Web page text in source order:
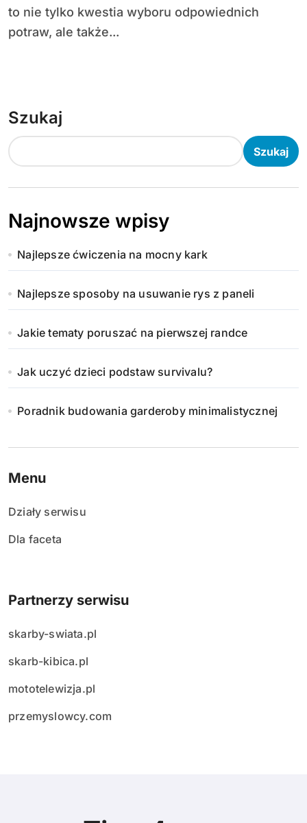
to nie tylko kwestia wyboru odpowiednich
potraw, ale także...
Szukaj
Szukaj
Najnowsze wpisy
Najlepsze ćwiczenia na mocny kark
Najlepsze sposoby na usuwanie rys z paneli
Jakie tematy poruszać na pierwszej randce
Jak uczyć dzieci podstaw survivalu?
Poradnik budowania garderoby minimalistycznej
Menu
Działy serwisu
Dla faceta
Partnerzy serwisu
skarby-swiata.pl
skarb-kibica.pl
mototelewizja.pl
przemyslowcy.com